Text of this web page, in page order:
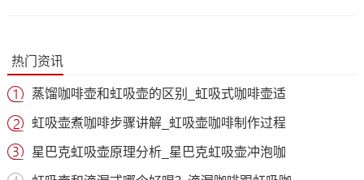
热门资讯
蒸馏咖啡壶和虹吸壶的区别_虹吸式咖啡壶适
虹吸壶煮咖啡步骤讲解_虹吸壶咖啡制作过程
星巴克虹吸壶原理分析_星巴克虹吸壶冲泡咖